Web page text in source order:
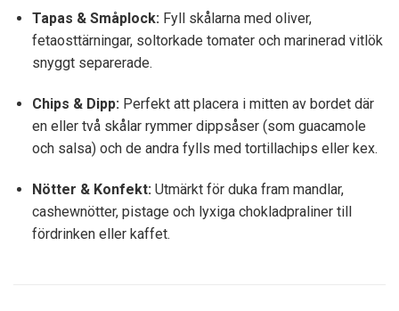
Tapas & Småplock:Fyll skålarna med oliver,
fetaosttärningar, soltorkade tomater och marinerad vitlök
snyggt separerade.
Chips & Dipp:Perfekt att placera i mitten av bordet där
en eller två skålar rymmer dippsåser (som guacamole
och salsa) och de andra fylls med tortillachips eller kex.
Nötter & Konfekt: Utmärkt för duka fram mandlar,
cashewnötter, pistage och lyxiga chokladpraliner till
fördrinken eller kaffet.